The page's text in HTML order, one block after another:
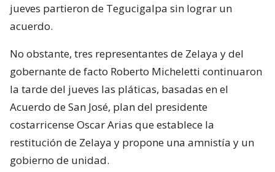
jueves partieron de Tegucigalpa sin lograr un
acuerdo.
No obstante, tres representantes de Zelaya y del
gobernante de facto Roberto Micheletti continuaron
la tarde del jueves las pláticas, basadas en el
Acuerdo de San José, plan del presidente
costarricense Oscar Arias que establece la
restitución de Zelaya y propone una amnistía y un
gobierno de unidad.